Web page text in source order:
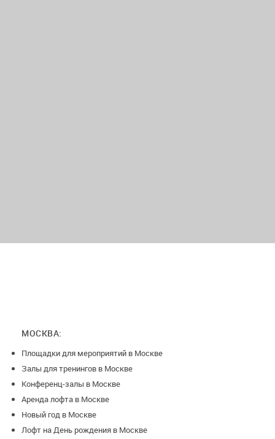
МОСКВА:
Площадки для мероприятий в Москве
Залы для тренингов в Москве
Конференц-залы в Москве
Аренда лофта в Москве
Новый год в Москве
Лофт на День рождения в Москве